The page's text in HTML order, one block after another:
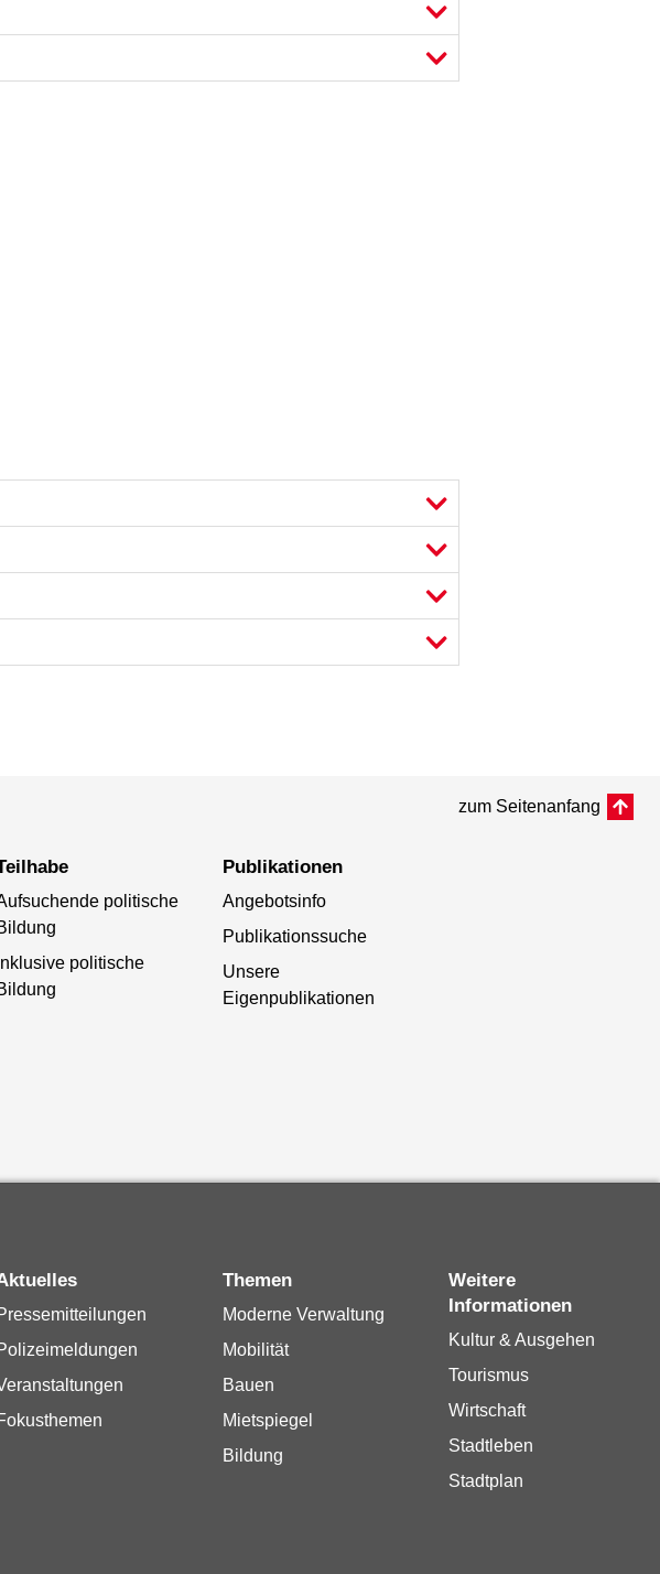
zum Seitenanfang
Teilhabe
politische
Inklusive politische
Publikationen
Angebotsinfo
Publikationssuche
Unsere
Eigenpublikationen
Aktuelles Themen
Moderne Verwaltung
Mobilität
Bauen
Mietspiegel
Bildung
Weitere
Informationen
Kultur & Ausgehen
Tourismus
Wirtschaft
Stadtleben
Stadtplan